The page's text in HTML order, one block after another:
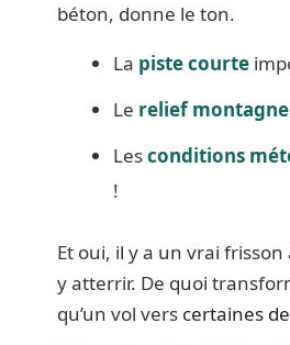
béton, donne le ton.
La piste courte
Le relief
Lesconditions
!
Et oui, il y a un vrai
y atterrir. De quoi
qu’un vol vers certaines